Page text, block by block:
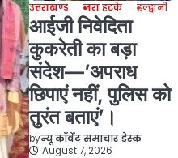
उत्तराखण्ड ज़रा हटके हल्द्वानी
आईजी निवेदिता
कुकरेती का बड़ा
संदेश—’अपराध
छिपाएं नहीं, पुलिस को
तुरंत बताएं’।
byन्यू कॉर्बेट समाचार डेस्क
August 7, 2026